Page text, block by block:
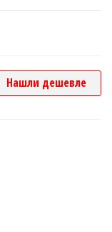
Нашли дешевле